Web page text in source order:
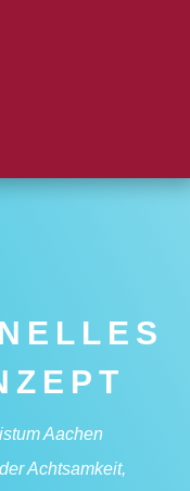
Aachen
Achtsamkeit,